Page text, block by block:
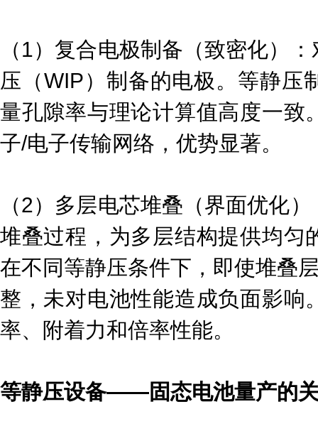
（1）复合电极制备（致密化）
压（WIP）制备的电极。等静压
量孔隙率与理论计算值高度一致
子/电子传输网络，优势显著。
（2）多层电芯堆叠（界面优化
堆叠过程，为多层结构提供均匀
在不同等静压条件下，即使堆叠
整，未对电池性能造成负面影响
率、附着力和倍率性能。
等静压设备——固态电池量产的